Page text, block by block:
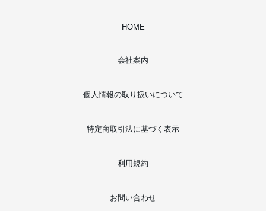
HOME
会社案内
個人情報の取り扱いについて
特定商取引法に基づく表示
利用規約
お問い合わせ